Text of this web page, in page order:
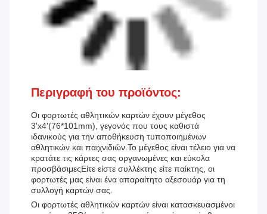
Περιγραφή του προϊόντος:
Οι φορτωτές αθλητικών καρτών έχουν μέγεθος
3'x4'(76*101mm), γεγονός που τους καθιστά
ιδανικούς για την αποθήκευση τυποποιημένων
αθλητικών και παιχνιδιών.Το μέγεθος είναι τέλειο για να
κρατάτε τις κάρτες σας οργανωμένες και εύκολα
προσβάσιμεςΕίτε είστε συλλέκτης είτε παίκτης, οι
φορτωτές μας είναι ένα απαραίτητο αξεσουάρ για τη
συλλογή καρτών σας.
Οι φορτωτές αθλητικών καρτών είναι κατασκευασμένοι